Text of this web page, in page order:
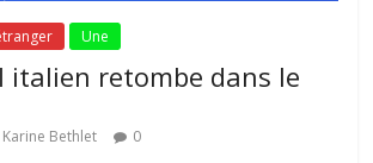
Une
italien retombe dans le
Karine Bethlet 0